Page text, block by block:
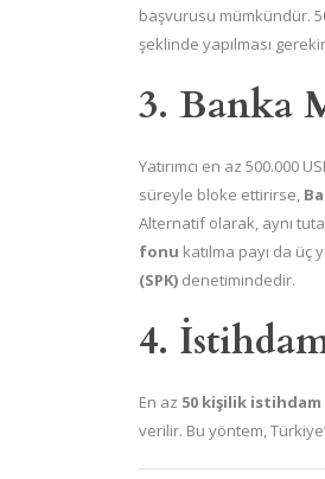
başvurusu mümkündür.
şeklinde yapılması
3. Banka
Yatırımcı en az 500.000
süreyle bloke ettirirse,
Alternatif olarak, aynı
fonu katılma payı da üç
(SPK) denetimindedir.
4.
En az 50 kişilik istihdam
verilir. Bu yöntem,